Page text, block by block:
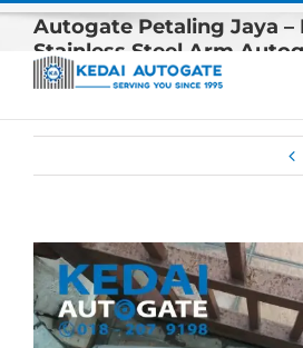
Skip
content
Autogate Petaling Jaya –
Stainless Steel Arm
View
Larger
Image